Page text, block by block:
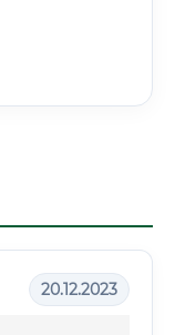
20.12.2023